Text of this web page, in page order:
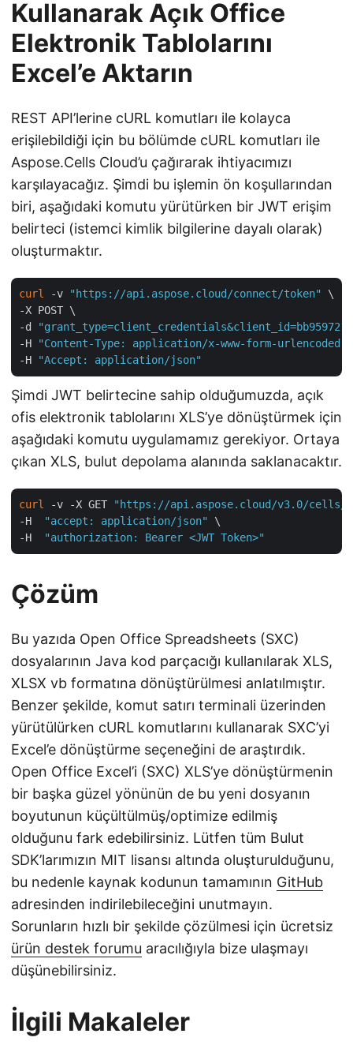
Kullanarak Açık Office
Elektronik Tablolarını
Excel’e Aktarın
REST API’lerine cURL komutları ile kolayca
erişilebildiği için bu bölümde cURL komutları ile
Aspose.Cells Cloud’u çağırarak ihtiyacımızı
karşılayacağız. Şimdi bu işlemin ön koşullarından
biri, aşağıdaki komutu yürütürken bir JWT erişim
belirteci (istemci kimlik bilgilerine dayalı olarak)
oluşturmaktır.
curl -v "https://api.aspose.cloud/connect/token"
\
-X POST \
-d
"grant_type=client_credentials&client_id=bb959721-
-H
"Content-Type: application/x-www-form-urlencoded"
-H
"Accept: application/json"
Şimdi JWT belirtecine sahip olduğumuzda, açık
ofis elektronik tablolarını XLS’ye dönüştürmek için
aşağıdaki komutu uygulamamız gerekiyor. Ortaya
çıkan XLS, bulut depolama alanında saklanacaktır.
curl -v -X GET
"https://api.aspose.cloud/v3.0/cells/
-H
"accept: application/json"
\
-H
"authorization: Bearer <JWT Token>"
Çözüm
Bu yazıda Open Office Spreadsheets (SXC)
dosyalarının Java kod parçacığı kullanılarak XLS,
XLSX vb formatına dönüştürülmesi anlatılmıştır.
Benzer şekilde, komut satırı terminali üzerinden
yürütülürken cURL komutlarını kullanarak SXC’yi
Excel’e dönüştürme seçeneğini de araştırdık.
Open Office Excel’i (SXC) XLS’ye dönüştürmenin
bir başka güzel yönünün de bu yeni dosyanın
boyutunun küçültülmüş/optimize edilmiş
olduğunu fark edebilirsiniz. Lütfen tüm Bulut
SDK’larımızın MIT lisansı altında oluşturulduğunu,
bu nedenle kaynak kodunun tamamının GitHub
adresinden indirilebileceğini unutmayın.
Sorunların hızlı bir şekilde çözülmesi için ücretsiz
ürün destek forumu aracılığıyla bize ulaşmayı
düşünebilirsiniz.
İlgili Makaleler